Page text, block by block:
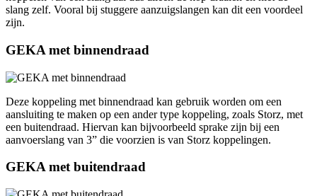
slang zelf. Vooral bij stuggere aanzuigslangen kan dit een voordeel
zijn.
GEKA met binnendraad
Deze koppeling met binnendraad kan gebruik worden om een
aansluiting te maken op een ander type koppeling, zoals Storz, met
een buitendraad. Hiervan kan bijvoorbeeld sprake zijn bij een
aanvoerslang van 3” die voorzien is van Storz koppelingen.
GEKA met buitendraad